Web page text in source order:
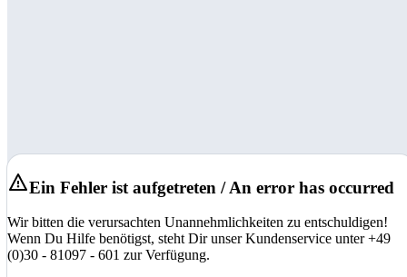
Ein Fehler ist aufgetreten / An error has occurred
Wir bitten die verursachten Unannehmlichkeiten zu entschuldigen!
Wenn Du Hilfe benötigst, steht Dir unser Kundenservice unter +49
(0)30 - 81097 - 601 zur Verfügung.